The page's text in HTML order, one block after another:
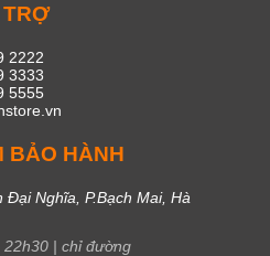
2222
3333
5555
BẢO HÀNH
Đại Nghĩa, P.Bạch Mai, Hà
22h30 | chỉ đường